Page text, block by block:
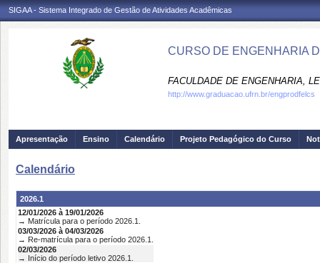
SIGAA - Sistema Integrado de Gestão de Atividades Acadêmicas
CURSO DE ENGENHARIA
FACULDADE DE ENGENHARIA,
http://www.graduacao.ufrn.br/engprodfelcs
Apresentação Ensino Calendário Projeto Pedagógico do Curso
Calendário
2026.1
12/01/2026 à 19/01/2026
→ Matrícula para o período 2026.1.
03/03/2026 à 04/03/2026
→ Re-matrícula para o período 2026.1.
02/03/2026
→ Início do período letivo 2026.1.